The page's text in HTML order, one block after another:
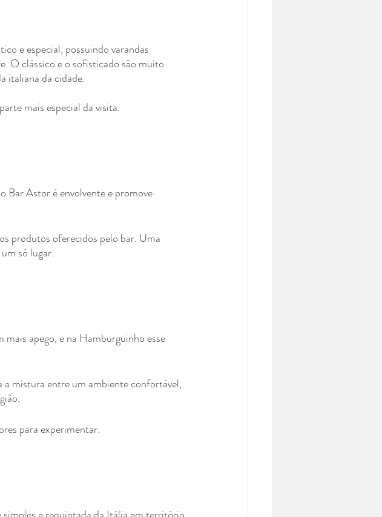
e especial, possuindo varandas
O clássico e o sofisticado são muito
italiana da cidade.
mais especial da visita.
Bar Astor é envolvente e promove
produtos oferecidos pelo bar. Uma
só lugar.
apego, e na Hamburguinho esse
a mistura entre um ambiente confortável,
para experimentar.